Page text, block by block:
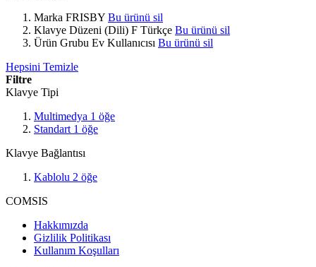
Marka FRISBY Bu ürünü sil
Klavye Düzeni (Dili) F Türkçe Bu ürünü sil
Ürün Grubu Ev Kullanıcısı Bu ürünü sil
Hepsini Temizle
Filtre
Klavye Tipi
Multimedya 1 öğe
Standart 1 öğe
Klavye Bağlantısı
Kablolu 2 öğe
COMSIS
Hakkımızda
Gizlilik Politikası
Kullanım Koşulları